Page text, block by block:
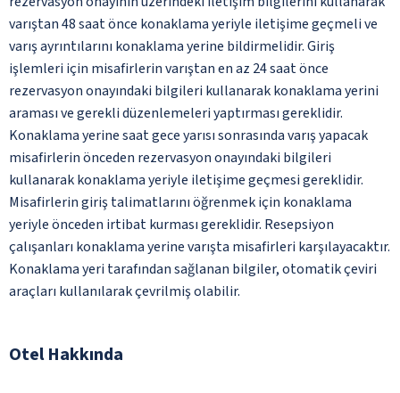
varıştan 48 saat önce konaklama yeriyle iletişime geçmeli ve
varış ayrıntılarını konaklama yerine bildirmelidir. Giriş
işlemleri için misafirlerin varıştan en az 24 saat önce
rezervasyon onayındaki bilgileri kullanarak konaklama yerini
araması ve gerekli düzenlemeleri yaptırması gereklidir.
Konaklama yerine saat gece yarısı sonrasında varış yapacak
misafirlerin önceden rezervasyon onayındaki bilgileri
kullanarak konaklama yeriyle iletişime geçmesi gereklidir.
Misafirlerin giriş talimatlarını öğrenmek için konaklama
yeriyle önceden irtibat kurması gereklidir. Resepsiyon
çalışanları konaklama yerine varışta misafirleri karşılayacaktır.
Konaklama yeri tarafından sağlanan bilgiler, otomatik çeviri
araçları kullanılarak çevrilmiş olabilir.
Otel Hakkında